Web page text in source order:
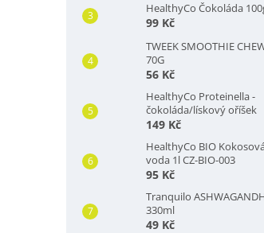
HealthyCo Čokoláda
99 Kč
TWEEK SMOOTHIE
70G
56 Kč
HealthyCo Proteinella -
čokoláda/lískový oříšek
149 Kč
HealthyCo BIO
voda 1l CZ-BIO-003
95 Kč
Tranquilo
330ml
49 Kč